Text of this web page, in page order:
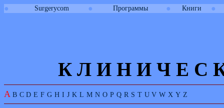
● Surgerycom ● Программы ● Книги ●
К Л И Н И Ч Е С
A B C D E F G H I J K L M N O P Q R S T U V W X Y Z